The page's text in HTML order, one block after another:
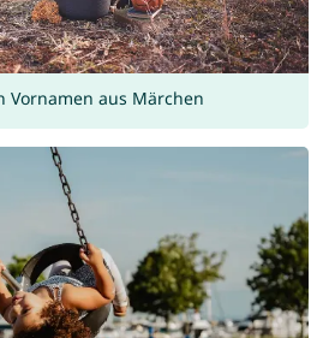
Vornamen aus Märchen